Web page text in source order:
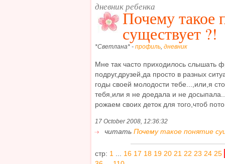
дневник ребенка
Почему такое
существует ?!
*Светлана* - профиль, дневник
Мне так часто приходилось слышать
подруг,друзей,да просто в разных
годы своей молодости тебе...,или,я
тебя,или я не доедала и не
рожаем своих деток для того,чтоб
17 October 2008, 12:36:32
читать Почему такое понятие
стр: 1 16 17 18 19 20 21 22 23 24 25